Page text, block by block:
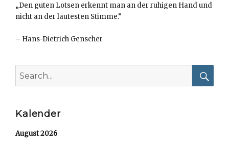
„Den guten Lotsen erkennt man an der ruhigen Hand und
nicht an der lautesten Stimme.“
– Hans-Dietrich Genscher
for:
Kalender
August 2026